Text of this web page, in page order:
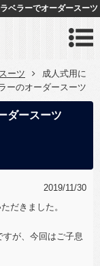
ベラーでオーダースーツ
ーツ
成人式用に
ーのオーダースーツ
ダースーツ
2019/11/30
だきました。
が、今回はご子息